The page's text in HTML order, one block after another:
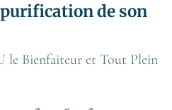
de son
le Bienfaiteur et Tout Plein